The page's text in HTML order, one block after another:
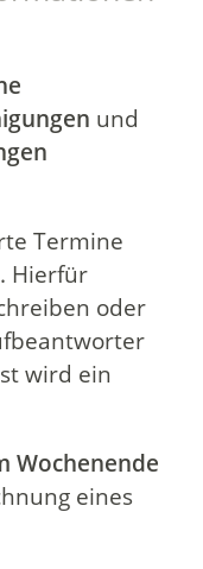
und
Termine
Hierfür
oder
wird ein
Wochenende
eines